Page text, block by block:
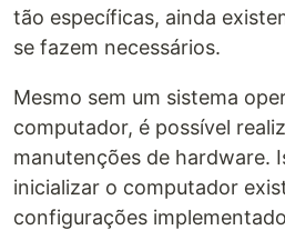
tão específicas, ainda
se fazem necessários.
Mesmo sem um sistema
computador, é possível
manutenções de hardware.
inicializar o computador
configurações